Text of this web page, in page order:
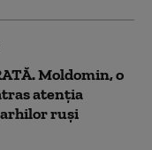
Moldomin, o
atenţia
ruși